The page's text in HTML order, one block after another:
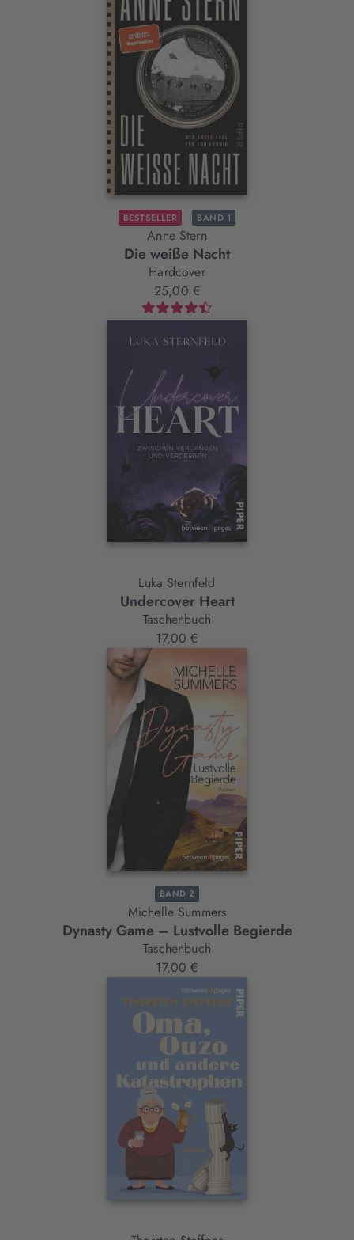
BESTSELLER BAND 1
Anne Stern
Die weiße Nacht
Hardcover
25,00 €
Luka Sternfeld
Undercover Heart
Taschenbuch
17,00 €
BAND 2
Michelle Summers
Dynasty Game – Lustvolle Begierde
Taschenbuch
17,00 €